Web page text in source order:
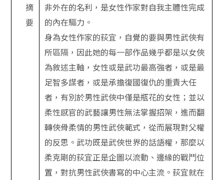
摘
要
非外在的名利，是女性作家對自我主體性完成
的內在驅力。
身為女性作家的荻宜，自覺的要與男性武俠有
所區隔，因此她的每一部作品幾乎都是以女俠
為敘述主軸，女性或是武功最高強者，或是最
足智多謀者，或是承擔復國復仇的重責大任
者，有別於男性武俠中僅是瓶花的女性；並以
柔性感官的武藝讓男性無法掌握招架，進而翻
轉俠骨柔情的男性武俠範式，從而展現對父權
的反思。武功既是武俠世界的話語權，那麼以
柔克剛的荻宜正是企圖以流動、邊緣的戰鬥位
置，對抗男性武俠書寫的中心主流。荻宜就在